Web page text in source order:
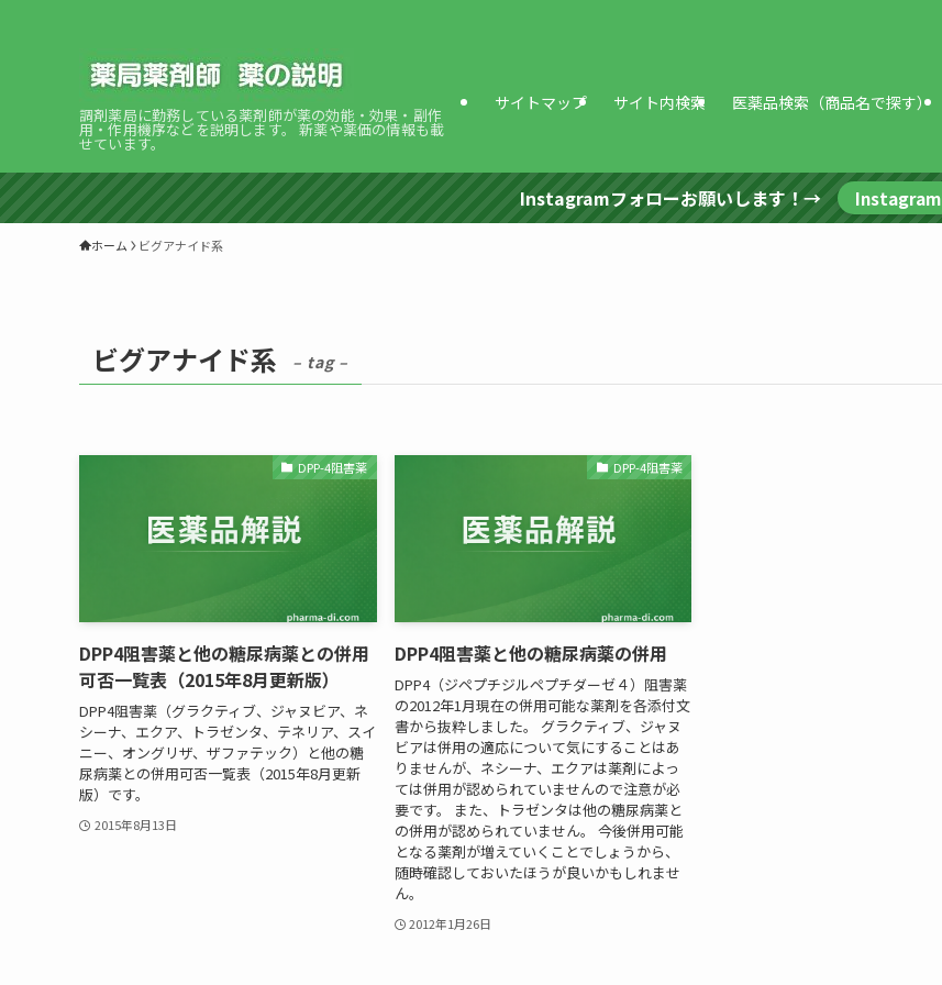
調剤薬局に勤務している薬剤師が薬の効能・効果・副作
用・作用機序などを説明します。 新薬や薬価の情報も載
せています。
サイトマップ サイト内検索 医薬品検索（商品名で探す）
Instagramフォローお願いします！→ Instagram
ホーム ビグアナイド系
ビグアナイド系 – tag –
DPP-4阻害薬
DPP4阻害薬と他の糖尿病薬との併用
可否一覧表（2015年8月更新版）
DPP4阻害薬（グラクティブ、ジャヌビア、ネ
シーナ、エクア、トラゼンタ、テネリア、スイ
ニー、オングリザ、ザファテック）と他の糖
尿病薬との併用可否一覧表（2015年8月更新
版）です。
2015年8月13日
DPP-4阻害薬
DPP4阻害薬と他の糖尿病薬の併用
DPP4（ジペプチジルペプチダーゼ４）阻害薬
の2012年1月現在の併用可能な薬剤を各添付文
書から抜粋しました。 グラクティブ、ジャヌ
ビアは併用の適応について気にすることはあ
りませんが、ネシーナ、エクアは薬剤によっ
ては併用が認められていませんので注意が必
要です。 また、トラゼンタは他の糖尿病薬と
の併用が認められていません。 今後併用可能
となる薬剤が増えていくことでしょうから、
随時確認しておいたほうが良いかもしれませ
ん。
2012年1月26日